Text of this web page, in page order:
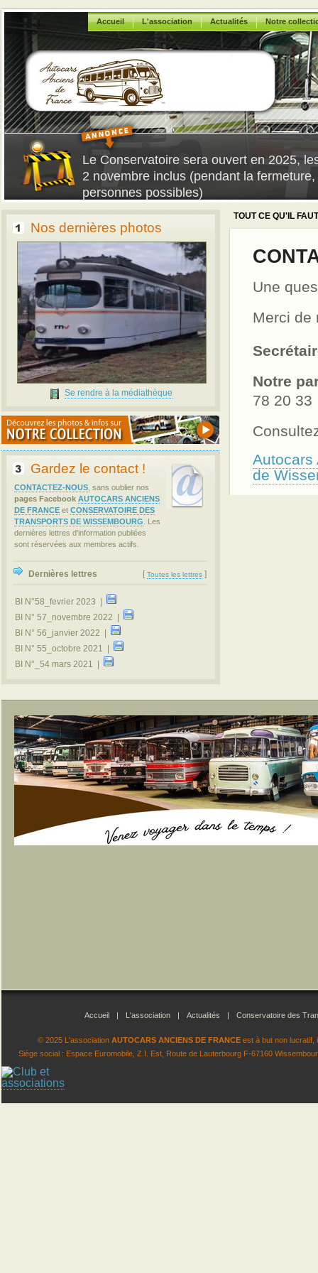
Accueil L'association Actualités Notre
Le Conservatoire sera ouvert en 2025,
2 novembre inclus (pendant la
personnes possibles)
Nos dernières photos
Se rendre à la médiathèque
Gardez le contact !
CONTACTEZ-NOUS , sans oublier nos
pages Facebook AUTOCARS ANCIENS
DE FRANCE et CONSERVATOIRE DES
TRANSPORTS DE WISSEMBOURG . Les
dernières lettres d'information publiées
sont réservées aux membres actifs.
Dernières lettres [ Toutes les lettres ]
BI N°58_fevrier 2023 |
BI N° 57_novembre 2022 |
BI N° 56_janvier 2022 |
BI N° 55_octobre 2021 |
BI N°_54 mars 2021 |
TOUT CE QU'IL
Une
Merci de
Notre
78 20 33
de
Accueil | L'association | Actualités | Conservatoire des
© 2025 L'association AUTOCARS ANCIENS DE FRANCE est à but non lucratif,
Siège social : Espace Euromobile, Z.I. Est, Route de Lauterbourg F-67160